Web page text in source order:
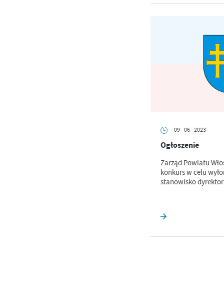
09 - 06 - 2023
Ogłoszenie
Zarząd Powiatu
konkurs w celu
stanowisko